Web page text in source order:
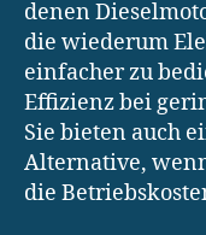
denen
die wiederum
einfacher zu
Effizienz bei
Sie bieten auch
Alternative,
die